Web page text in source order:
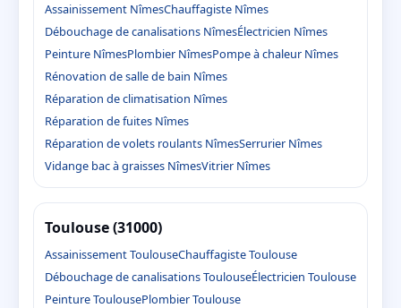
Assainissement NîmesChauffagiste Nîmes
Débouchage de canalisations NîmesÉlectricien Nîmes
Peinture NîmesPlombier NîmesPompe à chaleur Nîmes
Rénovation de salle de bain Nîmes
Réparation de climatisation Nîmes
Réparation de fuites Nîmes
Réparation de volets roulants NîmesSerrurier Nîmes
Vidange bac à graisses NîmesVitrier Nîmes
Toulouse (31000)
Assainissement ToulouseChauffagiste Toulouse
Débouchage de canalisations ToulouseÉlectricien Toulouse
Peinture ToulousePlombier Toulouse